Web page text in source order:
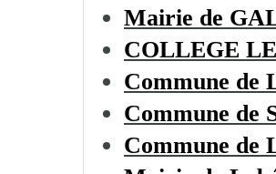
Mairie de
COLLEGE
Commune de
Commune de
Commune de